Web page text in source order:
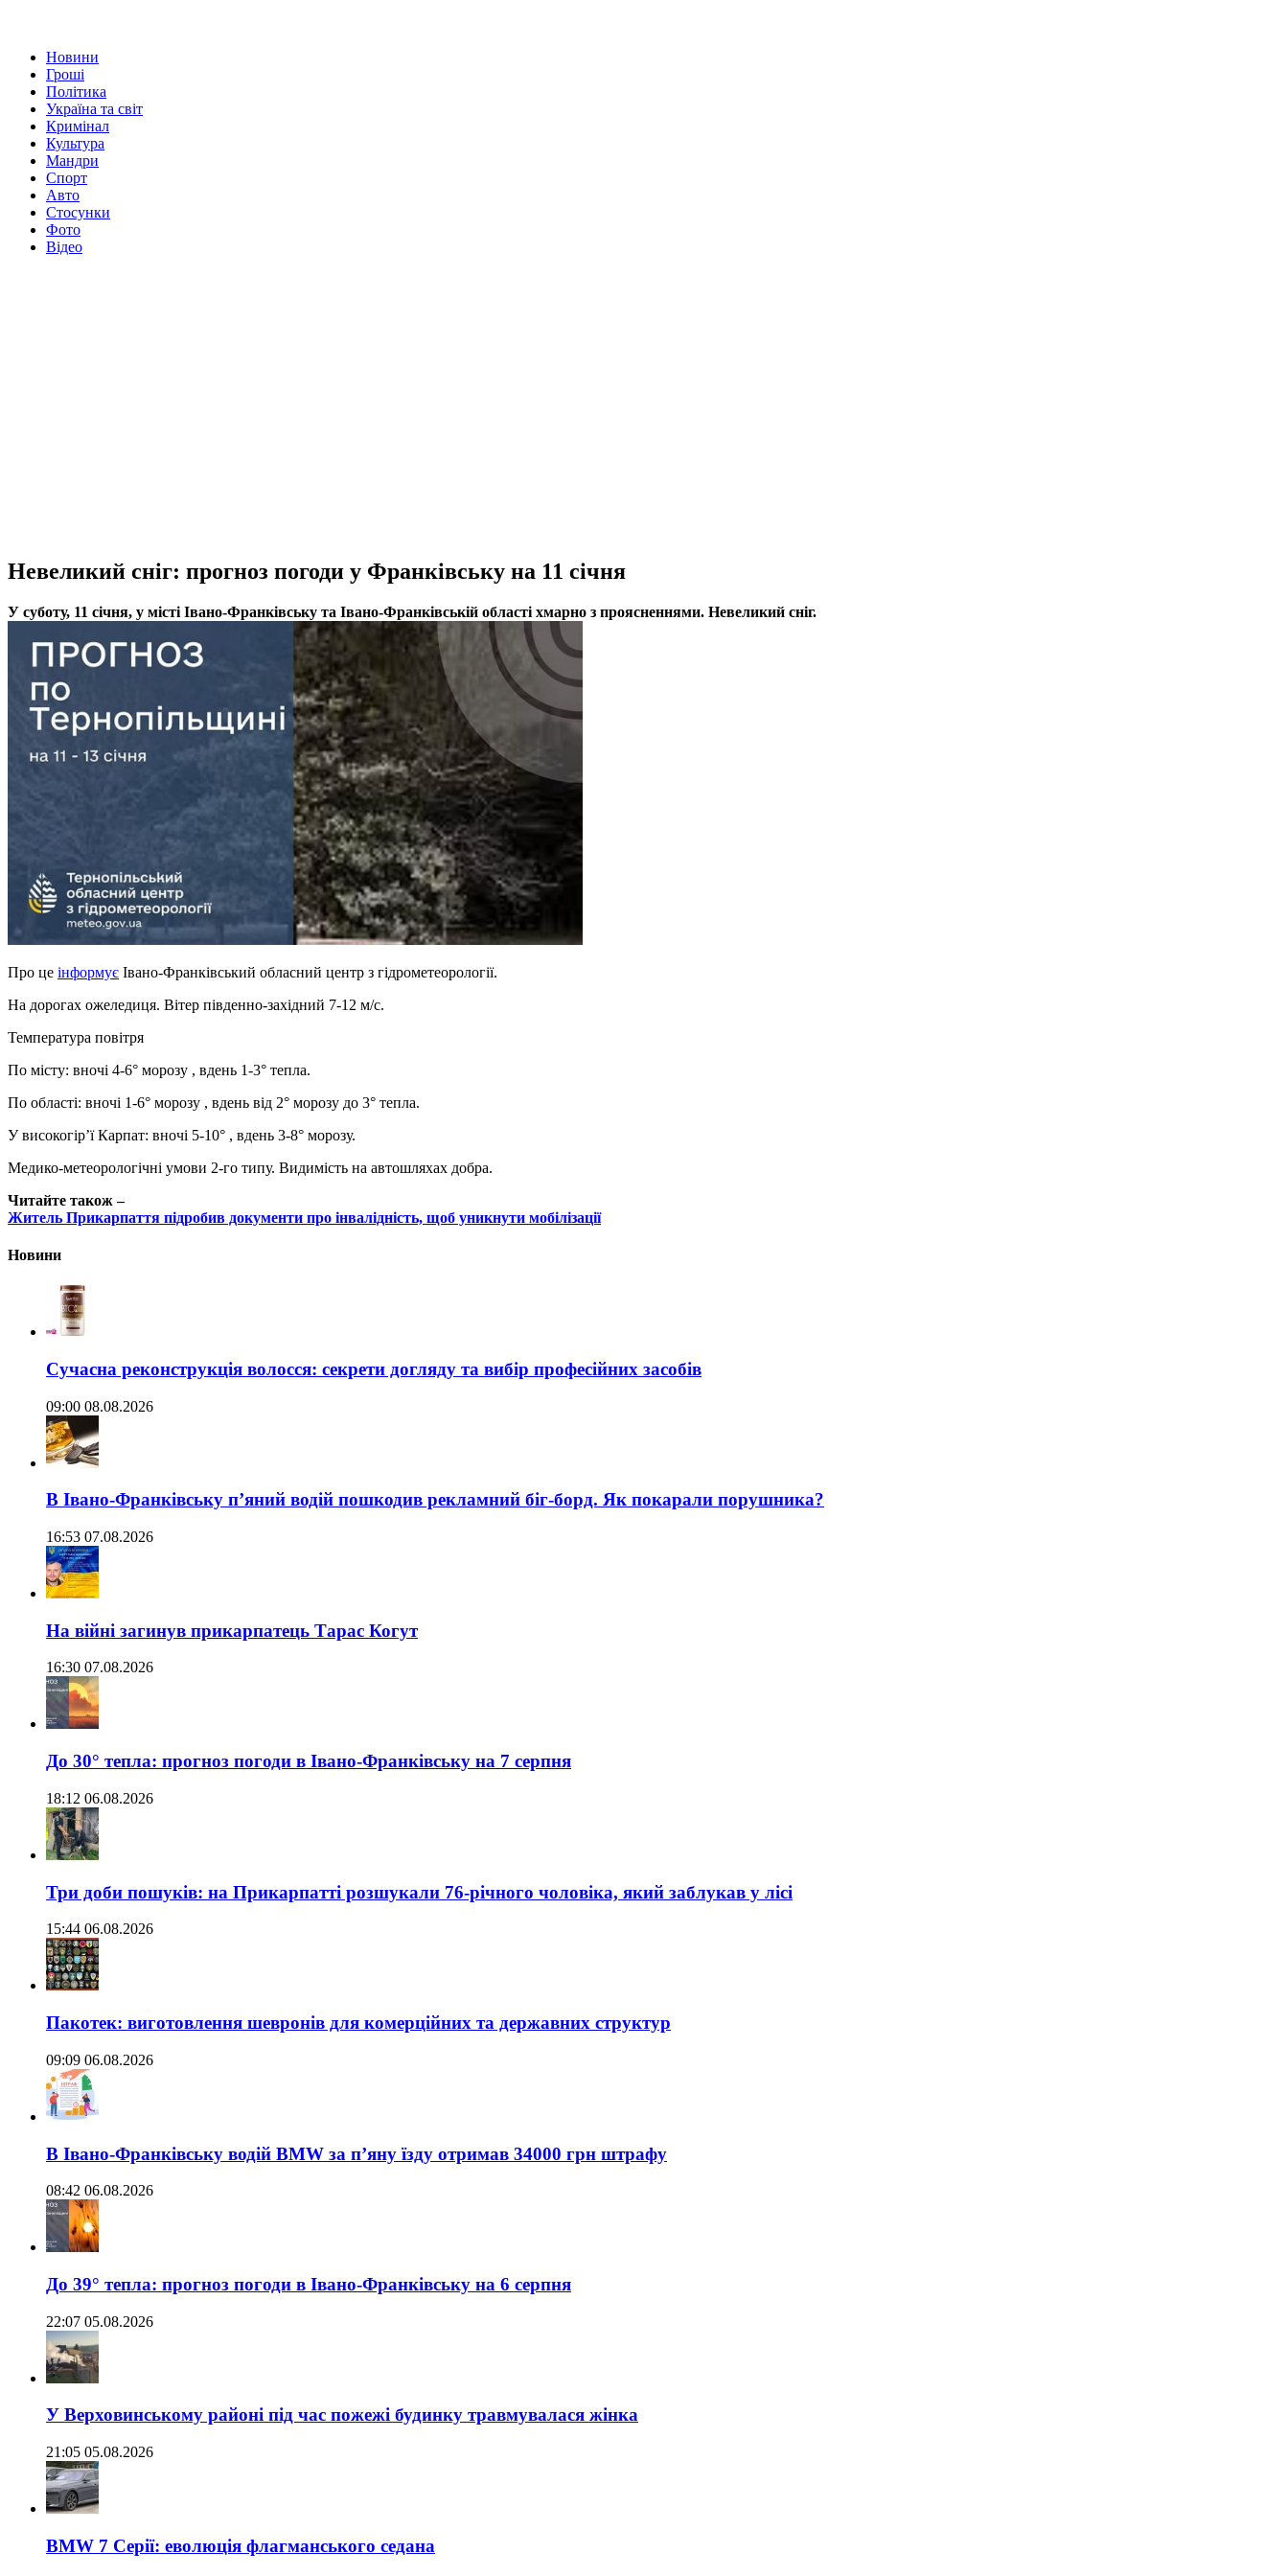
Новини
Гроші
Політика
Україна та світ
Кримінал
Культура
Мандри
Спорт
Авто
Стосунки
Фото
Відео
Невеликий сніг: прогноз погоди у Франківську на 11 січня
У суботу, 11 січня, у місті Івано-Франківську та Івано-Франківській області хмарно з проясненнями. Невеликий сніг.
Про це інформує Івано-Франківський обласний центр з гідрометеорології.
На дорогах ожеледиця. Вітер південно-західний 7-12 м/с.
Температура повітря
По місту: вночі 4-6° морозу , вдень 1-3° тепла.
По області: вночі 1-6° морозу , вдень від 2° морозу до 3° тепла.
У високогір’ї Карпат: вночі 5-10° , вдень 3-8° морозу.
Медико-метеорологічні умови 2-го типу. Видимість на автошляхах добра.
Читайте також –
Житель Прикарпаття підробив документи про інвалідність, щоб уникнути мобілізації
Новини
Сучасна реконструкція волосся: секрети догляду та вибір професійних засобів
09:00 08.08.2026
В Івано-Франківську п’яний водій пошкодив рекламний біг-борд. Як покарали порушника?
16:53 07.08.2026
На війні загинув прикарпатець Тарас Когут
16:30 07.08.2026
До 30° тепла: прогноз погоди в Івано-Франківську на 7 серпня
18:12 06.08.2026
Три доби пошуків: на Прикарпатті розшукали 76-річного чоловіка, який заблукав у лісі
15:44 06.08.2026
Пакотек: виготовлення шевронів для комерційних та державних структур
09:09 06.08.2026
В Івано-Франківську водій BMW за п’яну їзду отримав 34000 грн штрафу
08:42 06.08.2026
До 39° тепла: прогноз погоди в Івано-Франківську на 6 серпня
22:07 05.08.2026
У Верховинському районі під час пожежі будинку травмувалася жінка
21:05 05.08.2026
BMW 7 Серії: еволюція флагманського седана